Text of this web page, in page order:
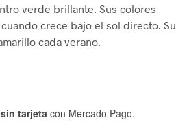
verde brillante. Sus colores
crece bajo el sol directo. Su
cada verano.
tarjeta con Mercado Pago.